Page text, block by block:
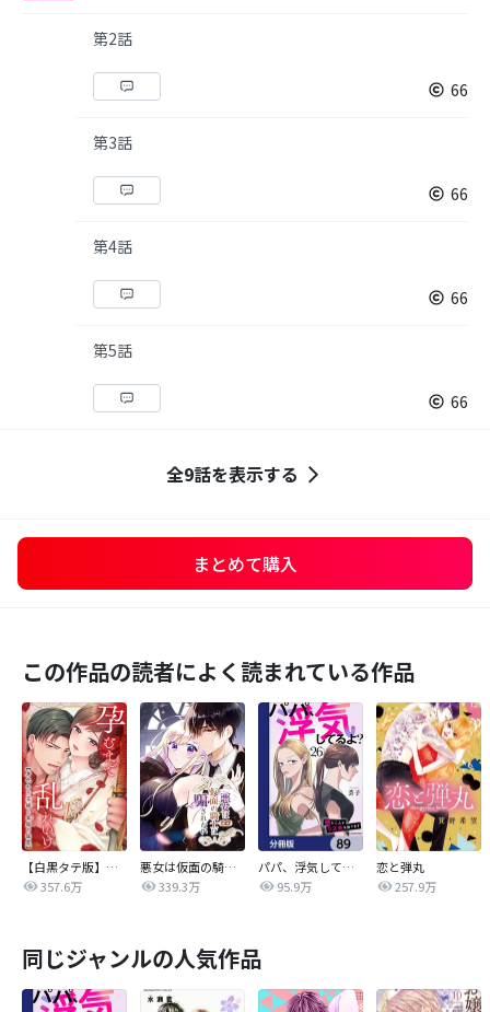
第2話
66
第3話
66
第4話
66
第5話
66
全9話を表示する
まとめて購入
この作品の読者によく読まれている作品
【白黒タテ版】孕むまで乱れいけ～身代わり花嫁と軍服の猛愛
357.6万
悪女は仮面の騎士に騙されない
339.3万
パパ、浮気してるよ？娘と二人でクズ夫を捨てます【分冊版】
95.9万
恋と弾丸
257.9万
同じジャンルの人気作品